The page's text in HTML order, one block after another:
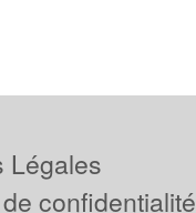
Légales
confidentialité